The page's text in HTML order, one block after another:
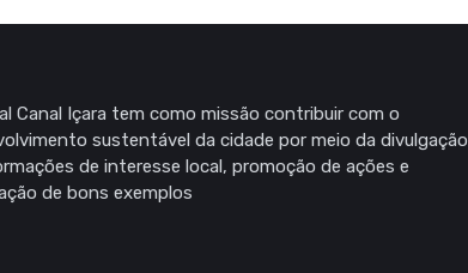
Canal Içara tem como missão contribuir com o
sustentável da cidade por meio da divulgação
de interesse local, promoção de ações e
de bons exemplos